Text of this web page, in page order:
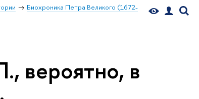
Биохроника Петра Великого (1672-
вероятно, в